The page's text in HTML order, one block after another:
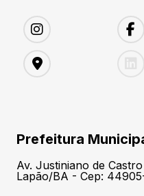
Prefeitura
Av. Justiniano de
Lapão/BA - Cep: